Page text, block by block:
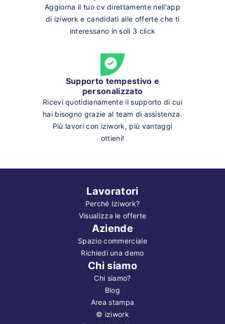
Aggiorna il tuo cv direttamente nell'app
di iziwork e candidati alle offerte che ti
interessano in soli 3 click
Supporto tempestivo e
personalizzato
Ricevi quotidianamente il supporto di cui
hai bisogno grazie al team di assistenza.
Più lavori con iziwork, più vantaggi
ottieni!
Lavoratori
Perché Iziwork?
Visualizza le offerte
Aziende
Spazio commerciale
Richiedi una demo
Chi siamo
Chi siamo?
Blog
Area stampa
© iziwork